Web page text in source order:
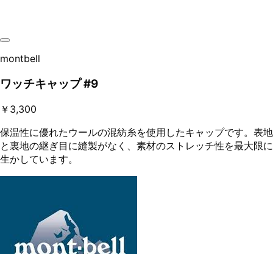
montbell
ワッチキャップ #9
￥3,300
保温性に優れたウールの混紡糸を使用したキャップです。表地
と裏地の継ぎ目に縫製がなく、素材のストレッチ性を最大限に
生かしています。